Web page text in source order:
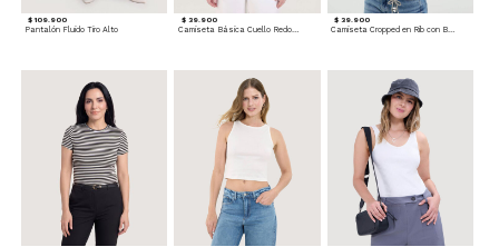
$ 109.900
Pantalón Fluido Tiro Alto
$ 39.900
Camiseta Básica Cuello Redondo
$ 39.900
Camiseta Cropped en Rib con Botones